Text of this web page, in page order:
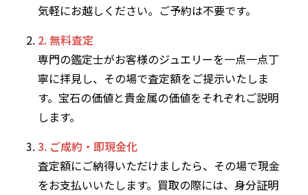
気軽にお越しください。ご予約は不要です。
2. 無料査定
専門の鑑定士がお客様のジュエリーを一点一点丁
寧に拝見し、その場で査定額をご提示いたしま
す。宝石の価値と貴金属の価値をそれぞれご説明
します。
3. ご成約・即現金化
査定額にご納得いただけましたら、その場で現金
をお支払いいたします。買取の際には、身分証明